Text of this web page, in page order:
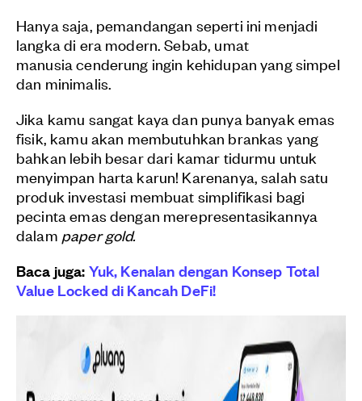
Hanya saja, pemandangan seperti ini menjadi
langka di era modern. Sebab, umat
manusia cenderung ingin kehidupan yang simpel
dan minimalis.
Jika kamu sangat kaya dan punya banyak emas
fisik, kamu akan membutuhkan brankas yang
bahkan lebih besar dari kamar tidurmu untuk
menyimpan harta karun! Karenanya, salah satu
produk investasi membuat simplifikasi bagi
pecinta emas dengan merepresentasikannya
dalam paper gold.
Baca juga:Yuk, Kenalan dengan Konsep Total
Value Locked di Kancah DeFi!